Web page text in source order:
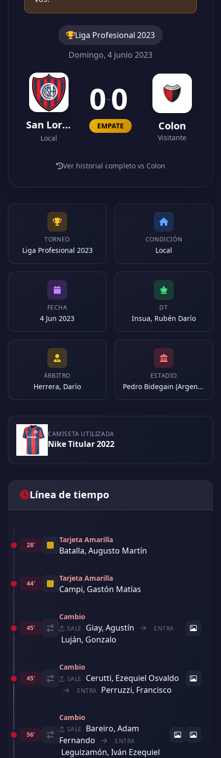
Liga Profesional 2023
Domingo, 4 junio 2023
San Lorenzo
Local
0-0
EMPATE Colon
Visitante
Ver historial completo vs Colon
TORNEO
Liga Profesional 2023
CONDICIÓN
Local
FECHA
4 Jun 2023
DT
Insua, Rubén Darío
ÁRBITRO
Herrera, Darío
ESTADIO
Pedro Bidegain (Argentina)
CAMISETA UTILIZADA
Nike Titular 2022
Línea de tiempo
28'
Tarjeta Amarilla
Batalla, Augusto Martín
44'
Tarjeta Amarilla
Campi, Gastón Matías
45'
Cambio
SALE Giay, Agustín ENTRA
Luján, Gonzalo
45'
Cambio
SALE Cerutti, Ezequiel Osvaldo
ENTRA Perruzzi, Francisco
56'
Cambio
SALE
Bareiro, Adam
Fernando
ENTRA
Leguizamón, Iván Ezequiel